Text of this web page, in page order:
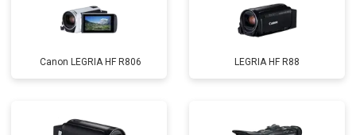
Canon LEGRIA HF R806 LEGRIA HF R88